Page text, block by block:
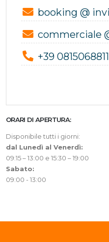
booking @
commerciale
+39 0815068811
ORARI DI APERTURA:
Disponibile tutti i giorni:
dal Lunedì al Venerdì:
09:15 – 13:00 e 15:30 – 19:00
Sabato:
09:00 - 13:00